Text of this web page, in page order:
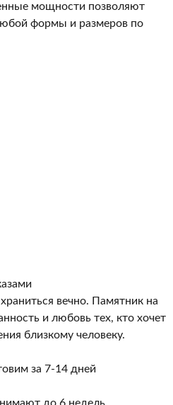
мощности позволяют
формы и размеров по
вечно. Памятник на
и любовь тех, кто хочет
близкому человеку.
за 7-14 дней